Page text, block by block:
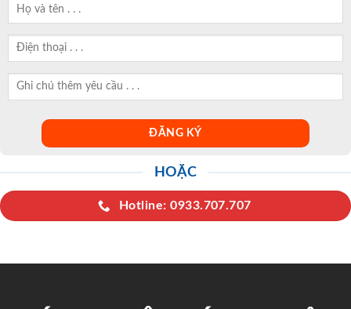
HOẶC
Hotline: 0933.707.707